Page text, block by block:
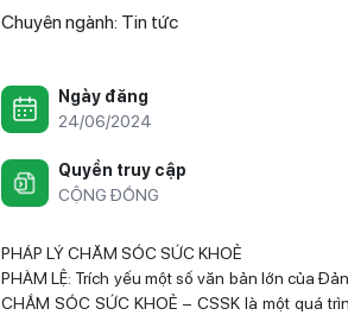
Chuyên ngành: Tin tức
Ngày đăng
24/06/2024
Quyền truy cập
CỘNG ĐỒNG
PHÁP LÝ CHĂM SÓC SỨC KHOẺ
PHÀM LỆ: Trích yếu một số văn bản lớn của
CHẮM SÓC SỨC KHOẺ – CSSK là một quá